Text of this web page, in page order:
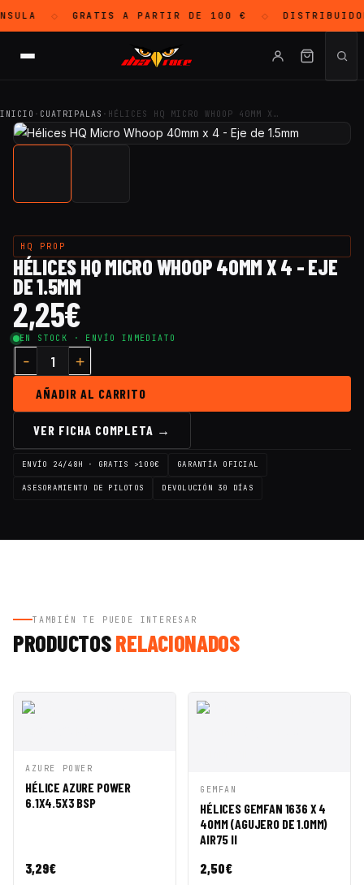
◇ GRATISA PARTIR DE 100 € ◇
INICIO · CUATRIPALAS · HÉLICES HQ MICRO WHOOP 40MM X…
HQ PROP
HÉLICES HQ MICRO WHOOP 40MM X 4 - EJE
DE 1.5MM
2,25€
EN STOCK · ENVÍO INMEDIATO
AÑADIR AL CARRITO
VER FICHA COMPLETA →
ENVÍO 24/48H · GRATIS >100€ GARANTÍA OFICIAL
ASESORAMIENTO DE PILOTOS DEVOLUCIÓN 30 DÍAS
TAMBIÉN TE PUEDE INTERESAR
PRODUCTOSRELACIONADOS
VISTA
RÁPIDA
CESTA
AZURE POWER
HÉLICE AZURE POWER
6.1X4.5X3 BSP
3,29€
VISTA
RÁPIDA
CESTA
GEMFAN
HÉLICES GEMFAN 1636 X 4
40MM (AGUJERO DE 1.0MM)
AIR75 II
2,50€